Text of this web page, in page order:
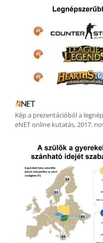
Kép a prezentációból a
eNET online kutatás, 2017.